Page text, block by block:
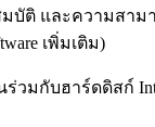
สมบัติ และความสา
เพิ่มเติม)
ร่วมกับฮาร์ดดิสก์